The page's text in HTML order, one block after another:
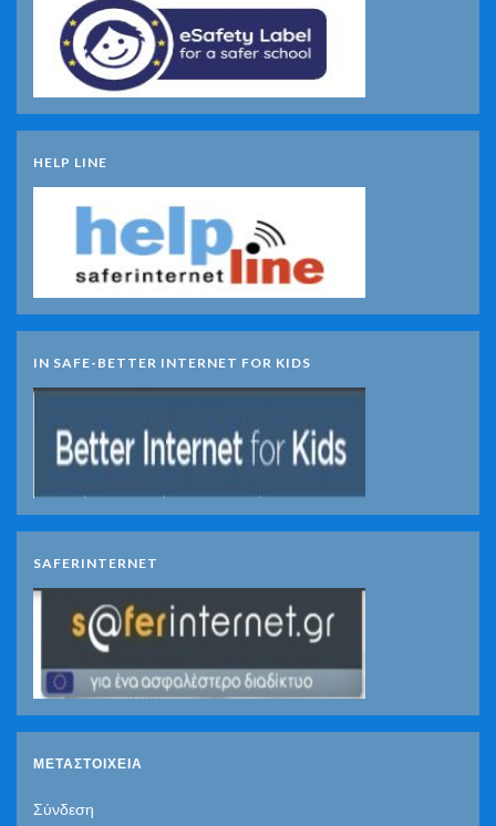
HELP LINE
IN SAFE-BETTER INTERNET FOR KIDS
SAFERINTERNET
ΜΕΤΑΣΤΟΙΧΕΊΑ
Σύνδεση